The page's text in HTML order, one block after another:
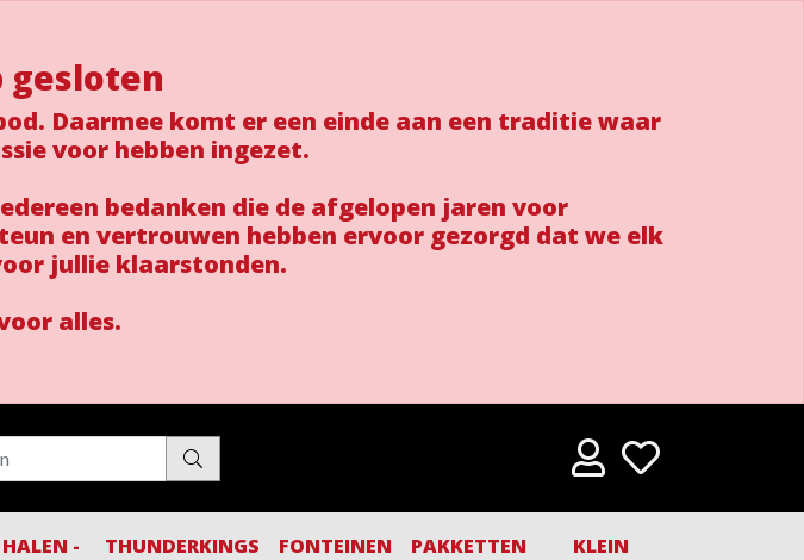
gesloten
Daarmee komt er een einde aan een traditie waar
voor hebben ingezet.
bedanken die de afgelopen jaren voor
en vertrouwen hebben ervoor gezorgd dat we elk
jullie klaarstonden.
alles.
-
THUNDERKINGS FONTEINEN PAKKETTEN
KLEIN